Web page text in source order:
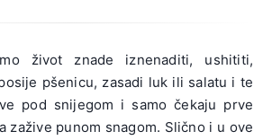
život znade iznenaditi, ushititi,
pšenicu, zasadi luk ili salatu i te
pod snijegom i samo čekaju prve
zažive punom snagom. Slično i u ove